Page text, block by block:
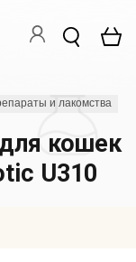
и лакомства
кошек
U310